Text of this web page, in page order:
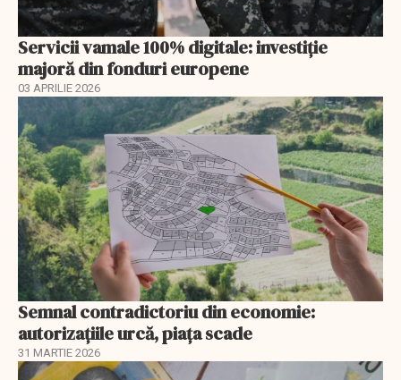
Servicii vamale 100% digitale: investiție
majoră din fonduri europene
03 APRILIE 2026
Semnal contradictoriu din economie:
autorizațiile urcă, piața scade
31 MARTIE 2026